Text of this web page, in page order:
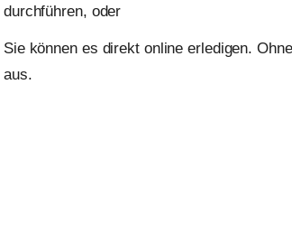
durchführen, oder
Sie können es direkt online erledigen.
aus.